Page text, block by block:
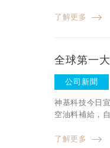
了解更多
全球第一
公司新聞
神基科技今日
空油料補給，
了解更多